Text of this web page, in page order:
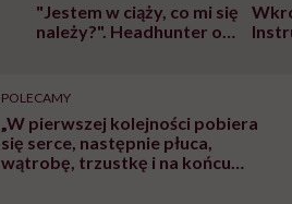
"Jestem w ciąży, co mi się
należy?". Headhunter o
pracy
POLECAMY
„W pierwszej kolejności pobiera
się serce, następnie płuca,
wątrobę, trzustkę i na końcu